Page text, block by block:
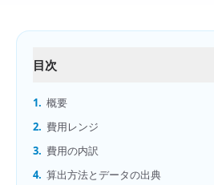
目次
1. 概要
2. 費用レンジ
3. 費用の内訳
4. 算出方法とデータの出典